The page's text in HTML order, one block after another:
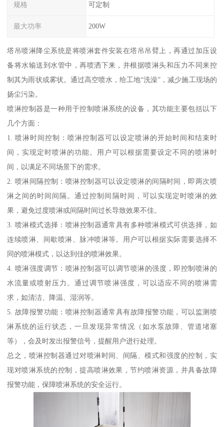
规格 可定制
最大功率 200W
塔吊喷淋降尘系统是将喷淋套件安装在塔吊吊臂上，再通过加压设
备将水输送到水管中，再喷洒下来，并根据喷淋头和压力不同来控
制其为雨状或雾状。通过高空喷水，给工地“洗澡”，减少施工现场的
扬尘污染。
喷淋控制器是一种用于控制喷淋系统的设备，其功能主要包括以下
几个方面：
1. 喷淋时间控制：喷淋控制器可以设定喷淋的开始时间和结束时
间，实现定时喷淋的功能。用户可以根据需要设定不同的喷淋时
间，以满足不同场景下的需求。
2. 喷淋间隔控制：喷淋控制器可以设定喷淋的间隔时间，即两次喷
淋之间的时间间隔。通过控制间隔时间，可以实现定时喷淋的效
果，避免过度喷淋或间隔时间过长导致效果不佳。
3. 喷淋模式选择：喷淋控制器通常具有多种喷淋模式可供选择，如
连续喷淋、间歇喷淋、脉冲喷淋等。用户可以根据实际需要选择不
同的喷淋模式，以达到佳的喷淋效果。
4. 喷淋强度调节：喷淋控制器可以调节喷淋的强度，即控制喷淋的
水流量或喷射压力。通过调节喷淋强度，可以适应不同的喷淋需
求，如清洁、降温、湿润等。
5. 故障报警功能：喷淋控制器通常具有故障报警功能，可以监测喷
淋系统的运行状态，一旦发现异常情况（如水泵故障、管道堵塞
等），会及时发出报警信号，提醒用户进行处理。
总之，喷淋控制器通过对喷淋时间、间隔、模式和强度的控制，实
现对喷淋系统的控制，提高喷淋效果，节约喷淋资源，并具备故障
报警功能，保障喷淋系统的安全运行。